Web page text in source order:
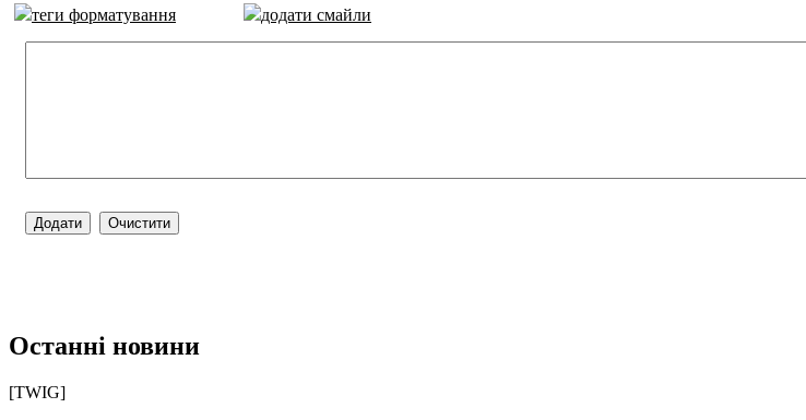
теги форматування додати смайли
Останні новини
[TWIG]